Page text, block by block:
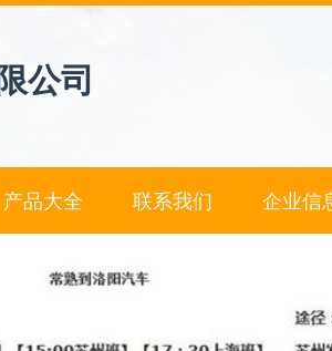
公司
产品大全 联系我们 企业信